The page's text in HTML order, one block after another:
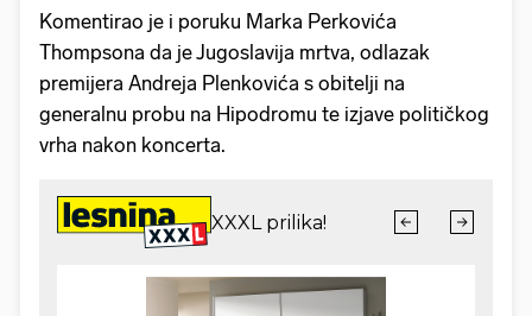
Komentirao je i poruku Marka Perkovića
Thompsona da je Jugoslavija mrtva, odlazak
premijera Andreja Plenkovića s obitelji na
generalnu probu na Hipodromu te izjave političkog
vrha nakon koncerta.